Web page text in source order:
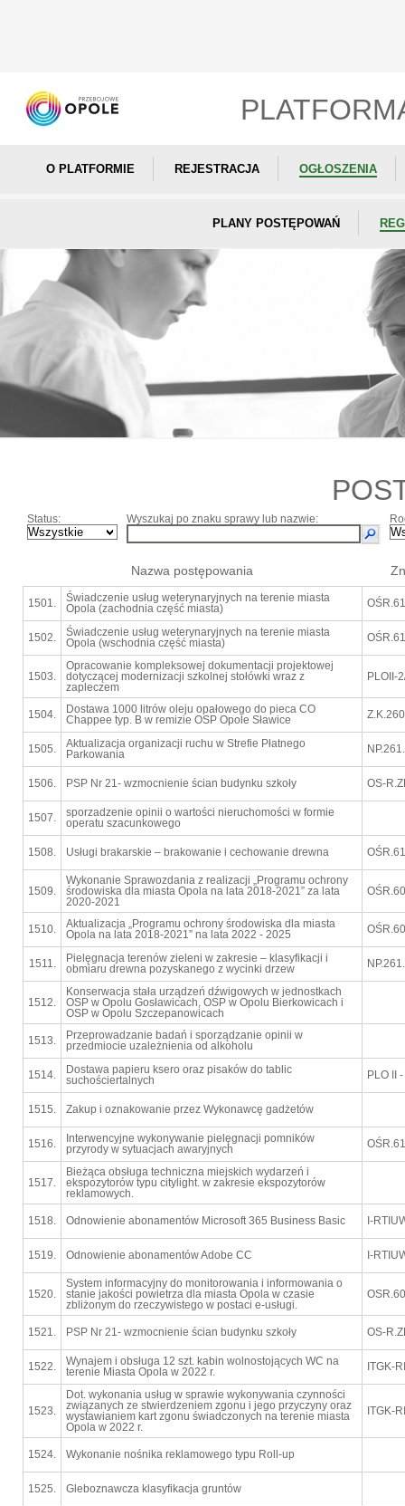
O PLATFORMIE REJESTRACJA OGŁOSZENIA
PLANY POSTĘPOWAŃ
Status: Wyszukaj po znaku sprawy lub nazwie:
Nazwa postępowania
1501.
Świadczenie usług weterynaryjnych na terenie miasta
Opola (zachodnia część miasta)
1502.
Świadczenie usług weterynaryjnych na terenie miasta
Opola (wschodnia część miasta)
1503.
Opracowanie kompleksowej dokumentacji projektowej
dotyczącej modernizacji szkolnej stołówki wraz z
zapleczem
PLOII-
1504.
Dostawa 1000 litrów oleju opałowego do pieca CO
Chappee typ. B w remizie OSP Opole Sławice
1505.
Aktualizacja organizacji ruchu w Strefie Płatnego
Parkowania
1506. PSP Nr 21- wzmocnienie ścian budynku szkoły OS-
1507.
sporzadzenie opinii o wartości nieruchomości w formie
operatu szacunkowego
1508. Usługi brakarskie – brakowanie i cechowanie drewna
1509.
Wykonanie Sprawozdania z realizacji „Programu ochrony
środowiska dla miasta Opola na lata 2018-2021” za lata
2020-2021
1510.
Aktualizacja „Programu ochrony środowiska dla miasta
Opola na lata 2018-2021” na lata 2022 - 2025
1511.
Pielęgnacja terenów zieleni w zakresie – klasyfikacji i
obmiaru drewna pozyskanego z wycinki drzew
1512.
Konserwacja stała urządzeń dźwigowych w jednostkach
OSP w Opolu Gosławicach, OSP w Opolu Bierkowicach i
OSP w Opolu Szczepanowicach
1513.
Przeprowadzanie badań i sporządzanie opinii w
przedmiocie uzależnienia od alkoholu
1514.
Dostawa papieru ksero oraz pisaków do tablic
suchościertalnych
PLO II
1515. Zakup i oznakowanie przez Wykonawcę gadżetów
1516.
Interwencyjne wykonywanie pielęgnacji pomników
przyrody w sytuacjach awaryjnych
1517.
Bieżąca obsługa techniczna miejskich wydarzeń i
ekspozytorów typu citylight. w zakresie ekspozytorów
reklamowych.
1518. Odnowienie abonamentów Microsoft 365 Business Basic I-
1519. Odnowienie abonamentów Adobe CC I-
1520.
System informacyjny do monitorowania i informowania o
stanie jakości powietrza dla miasta Opola w czasie
zbliżonym do rzeczywistego w postaci e-usługi.
1521. PSP Nr 21- wzmocnienie ścian budynku szkoły OS-
1522.
Wynajem i obsługa 12 szt. kabin wolnostojących WC na
terenie Miasta Opola w 2022 r.
ITGK-
1523.
Dot. wykonania usług w sprawie wykonywania czynności
związanych ze stwierdzeniem zgonu i jego przyczyny oraz
wystawianiem kart zgonu świadczonych na terenie miasta
Opola w 2022 r.
ITGK-
1524. Wykonanie nośnika reklamowego typu Roll-up
1525. Gleboznawcza klasyfikacja gruntów